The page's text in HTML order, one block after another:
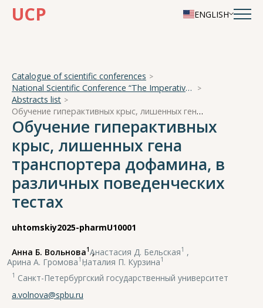
UCP ENGLISH
Catalogue of scientific conferences
National Scientific Conference “The Imperative of Academician A. A. Ukhtomsky - the Brain and its Self-Cognition”
Abstracts list
Обучение гиперактивных крыс, лишенных гена транспортера дофамина, в различных поведенческих тестах
Обучение гиперактивных
крыс, лишенных гена
транспортера дофамина, в
различных поведенческих
тестах
uhtomskiy2025-pharmU10001
Анна Б. Вольнова1,
Анастасия Д. Бельская1 ,
Арина А. Громова1 ,
Наталия П. Курзина1
1 Санкт-Петербургский государственный университет
a.volnova@spbu.ru